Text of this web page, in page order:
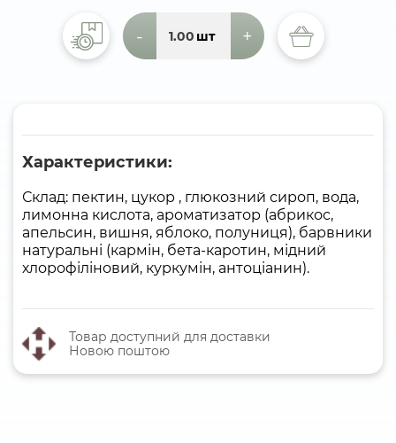
- шт +
Характеристики:
Склад: пектин, цукор , глюкозний сироп, вода,
лимонна кислота, ароматизатор (абрикос,
апельсин, вишня, яблоко, полуниця), барвники
натуральні (кармін, бета-каротин, мідний
хлорофіліновий, куркумін, антоціанин).
Товар доступний для доставки
Новою поштою